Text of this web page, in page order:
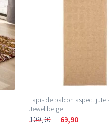
Tapis de balcon aspect jute
Jewel beige
109,90 69,90